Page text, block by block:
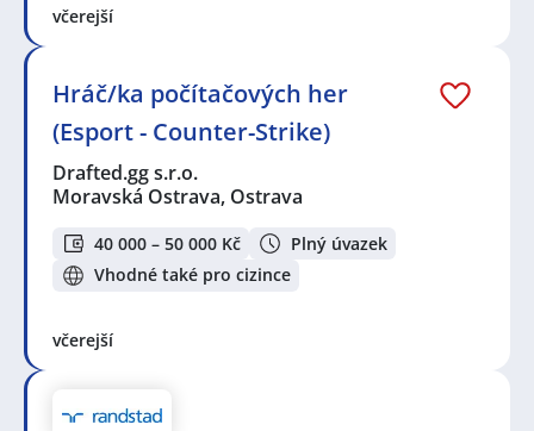
včerejší
Hráč/ka počítačových her
(Esport - Counter-Strike)
Drafted.gg s.r.o.
Moravská Ostrava, Ostrava
40 000 – 50 000 Kč
Plný úvazek
Vhodné také pro cizince
včerejší